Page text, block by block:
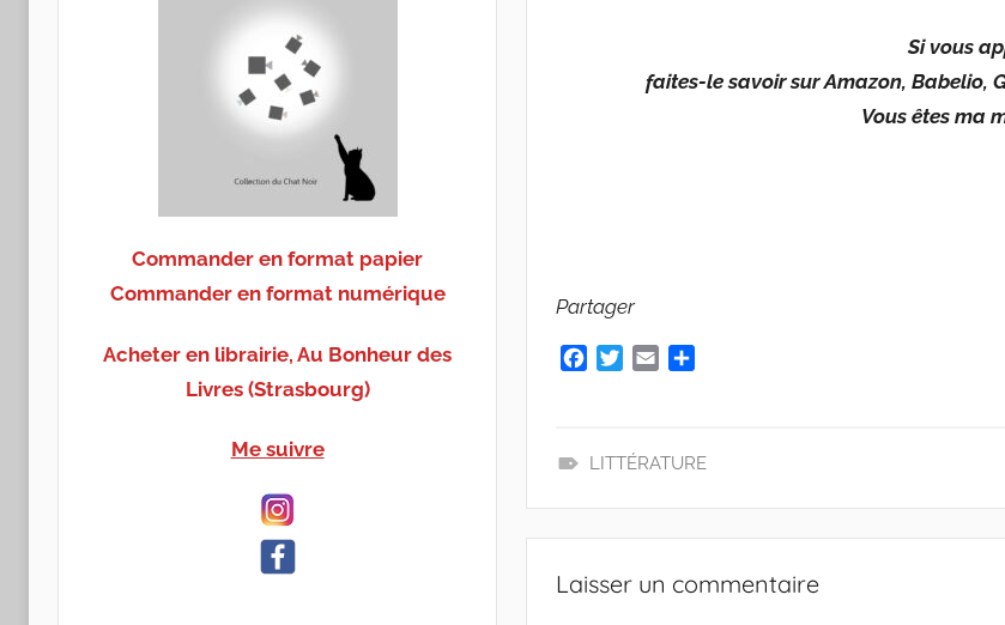
Si vous
faites-le savoir sur Amazon, Babelio,
Vous êtes ma
Partager
b
k
t
l
a
r
T
LITTÉRATURE
Laisser un commentaire
Commander en format papier
Commander en format numérique
Acheter en librairie, Au Bonheur des
Livres (Strasbourg)
Me suivre